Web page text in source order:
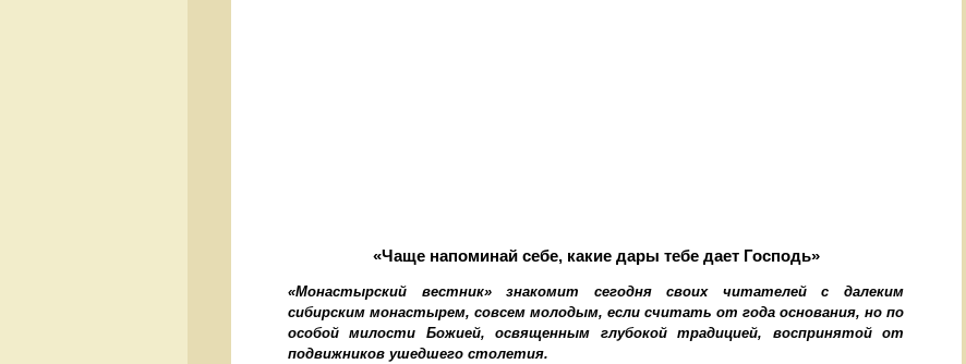
«Чаще напоминай себе, какие дары тебе дает Господь»
«Монастырский вестник» знакомит сегодня своих читателей с далеким
сибирским монастырем, совсем молодым, если считать от года основания, но по
особой милости Божией, освященным глубокой традицией, воспринятой от
подвижников ушедшего столетия.